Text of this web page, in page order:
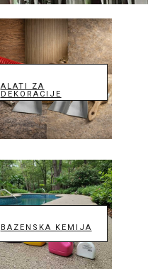
ALATI ZA
DEKORACIJE
BAZENSKA KEMIJA